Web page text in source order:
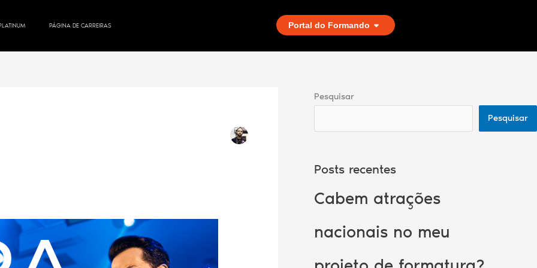
PÁGINA DE CARREIRAS Portal do Formando
Pesquisar
Pesquisar
Posts recentes
Cabem atrações
nacionais no meu